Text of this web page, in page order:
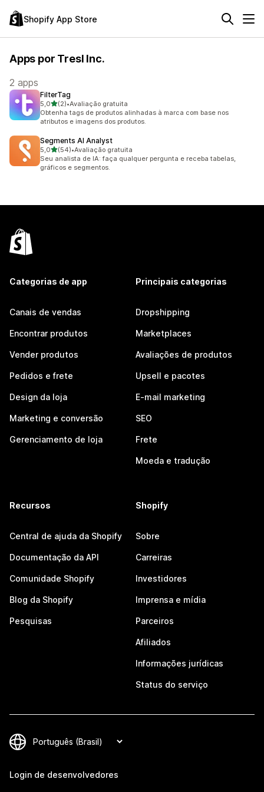
Shopify App Store
Apps por Tresl Inc.
2 apps
FilterTag
5,0de 5 estrelas
(2)
2 avaliações ao todo
•Avaliação gratuita
Obtenha tags de produtos alinhadas à marca com base nos
atributos e imagens dos produtos.
Segments AI Analyst
5,0de 5 estrelas
(54)
54 avaliações ao todo
•Avaliação gratuita
Seu analista de IA: faça qualquer pergunta e receba tabelas,
gráficos e segmentos.
Categorias de app
Canais de vendas
Encontrar produtos
Vender produtos
Pedidos e frete
Design da loja
Marketing e conversão
Gerenciamento de loja
Principais categorias
Dropshipping
Marketplaces
Avaliações de produtos
Upsell e pacotes
E-mail marketing
SEO
Frete
Moeda e tradução
Recursos
Central de ajuda da Shopify
Documentação da API
Comunidade Shopify
Blog da Shopify
Pesquisas
Shopify
Sobre
Carreiras
Investidores
Imprensa e mídia
Parceiros
Afiliados
Informações jurídicas
Status do serviço
Login de desenvolvedores